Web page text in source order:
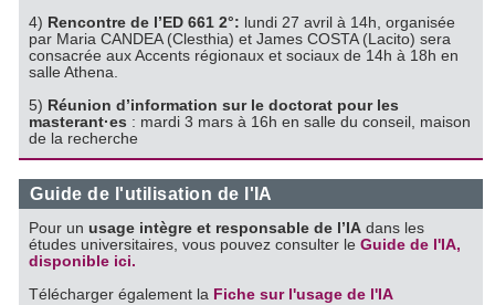
4) Rencontre de l’ED 661 2°: lundi 27 avril à 14h, organisée
par Maria CANDEA (Clesthia) et James COSTA (Lacito) sera
consacrée aux Accents régionaux et sociaux de 14h à 18h en
salle Athena.
5) Réunion d’information sur le doctorat pour les
masterant·es : mardi 3 mars à 16h en salle du conseil, maison
de la recherche
Guide de l'utilisation de l'IA
Pour un usage intègre et responsable de l’IA dans les
études universitaires, vous pouvez consulter leGuide de l'IA,
disponible ici.
Télécharger également la Fiche sur l'usage de l'IA